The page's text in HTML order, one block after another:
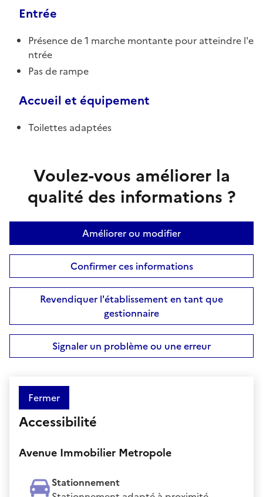
Entrée
Présence de 1 marche montante pour atteindre l'e
ntrée
Pas de rampe
Accueil et équipement
Toilettes adaptées
Voulez-vous améliorer la
qualité des informations ?
Améliorer ou modifier
Confirmer ces informations
Revendiquer l'établissement en tant que
gestionnaire
Signaler un problème ou une erreur
Fermer
Accessibilité
Avenue Immobilier Metropole
Stationnement